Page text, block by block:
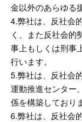
金以外のあらゆる
4.弊社は、反社会
く、また反社会的
事上もしくは刑事
行います。
5.弊社は、反社会
運動推進センター
係を構築しており
6.弊社は、反社会